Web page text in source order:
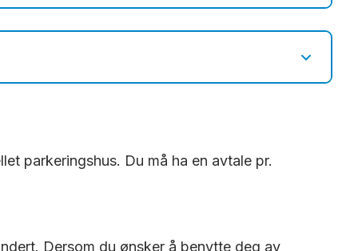
i appen. Registrer deg som
6c6019bb4a65
parkeringshus. Du må ha en avtale pr.
Dersom du ønsker å benytte deg av